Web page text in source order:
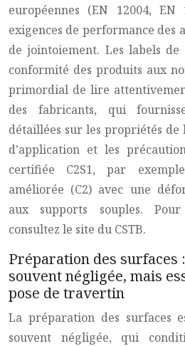
européennes (EN 12004, EN
exigences de performance des
de jointoiement. Les labels
conformité des produits aux
primordial de lire
des fabricants, qui
détaillées sur les propriétés de
d’application et les
certifiée C2S1, par
améliorée (C2) avec une
aux supports souples.
consultez le site du CSTB.
Préparation des surfaces
souvent négligée, mais
pose de travertin
La préparation des surfaces
souvent négligée, qui